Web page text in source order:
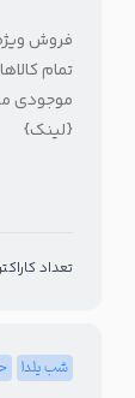
فروش
تمام کالاها تا ۲۵٪
موجودی
{لینک}
تعداد کاراکتر:
شب یلدا